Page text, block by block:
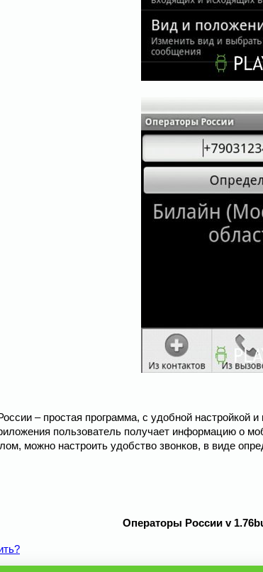
– простая программа, с удобной
пользователь получает информацию о
можно настроить удобство звонков, в виде
Операторы России v